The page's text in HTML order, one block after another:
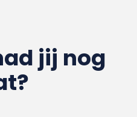
jij nog